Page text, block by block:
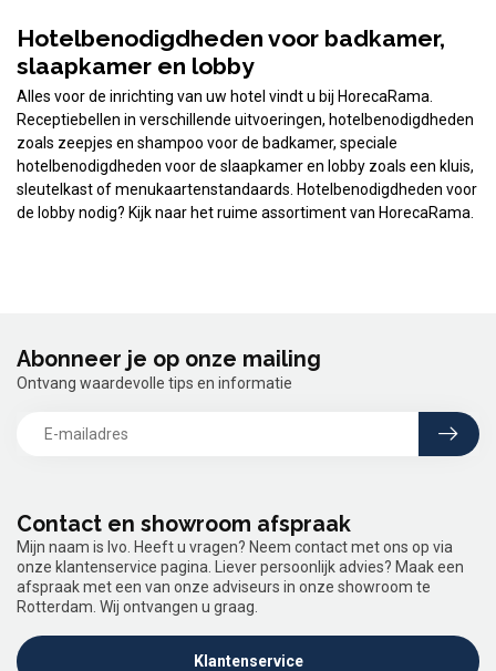
Hotelbenodigdheden voor badkamer,
slaapkamer en lobby
Alles voor de inrichting van uw hotel vindt u bij HorecaRama.
Receptiebellen in verschillende uitvoeringen, hotelbenodigdheden
zoals zeepjes en shampoo voor de badkamer, speciale
hotelbenodigdheden voor de slaapkamer en lobby zoals een kluis,
sleutelkast of menukaartenstandaards. Hotelbenodigdheden voor
de lobby nodig? Kijk naar het ruime assortiment van HorecaRama.
Contact en showroom afspraak
Mijn naam is Ivo. Heeft u vragen? Neem contact met ons op via
onze klantenservice pagina. Liever persoonlijk advies? Maak een
afspraak met een van onze adviseurs in onze showroom te
Rotterdam. Wij ontvangen u graag.
Klantenservice
Abonneer je op onze mailing
Ontvang waardevolle tips en informatie